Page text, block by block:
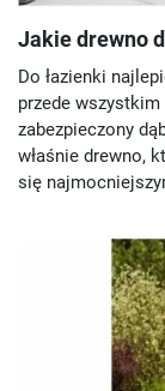
Jakie drewno
Do łazienki
przede
zabezpieczony
właśnie drewno,
się